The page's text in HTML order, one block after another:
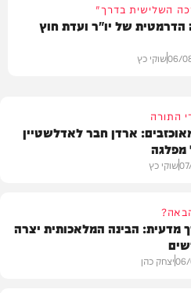
השלישית בדרך"
של יו"ר ועדת חוץ
06/שוקי כץ
התורה
ארדן חבר לאדלשטיין
מפלגה
שוקי כץ
מדעית: הבינה המלאכותית יצרה
יצחק כהן